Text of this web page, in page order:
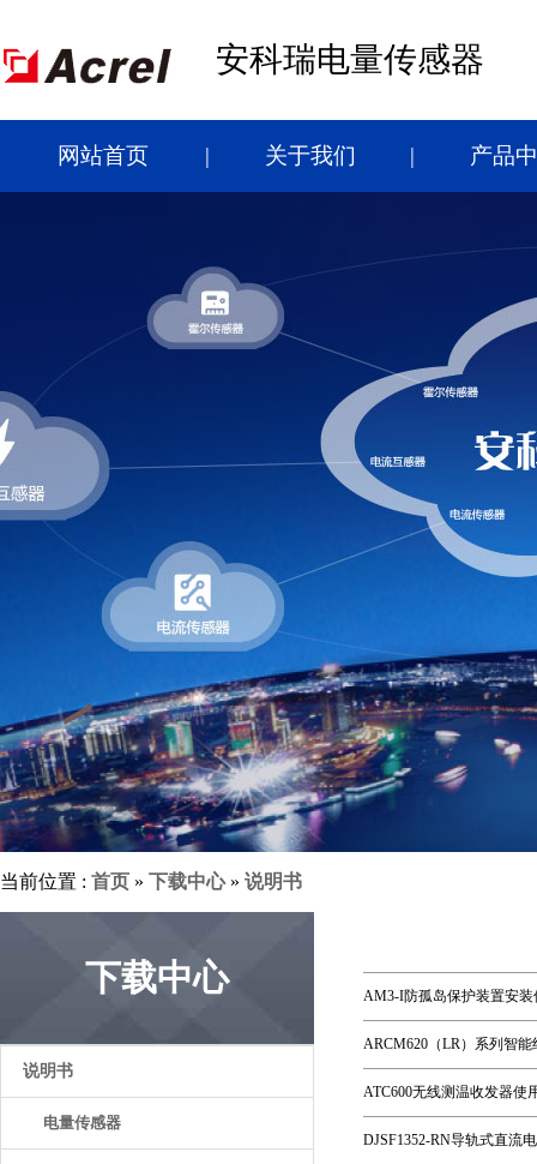
安科瑞电量传感器
网站首页 关于我们 产品
当前位置 : 首页 » 下载中心» 说明书
下载中心
说明书
电量传感器
AM3-I防孤岛保护装置安装
ARCM620（LR）系列智
ATC600无线测温收发器使
DJSF1352-RN导轨式直流